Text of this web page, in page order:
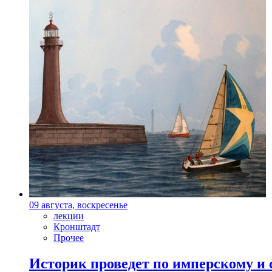
09 августа, воскресенье
лекции
Кронштадт
Прочее
Историк проведет по имперскому и